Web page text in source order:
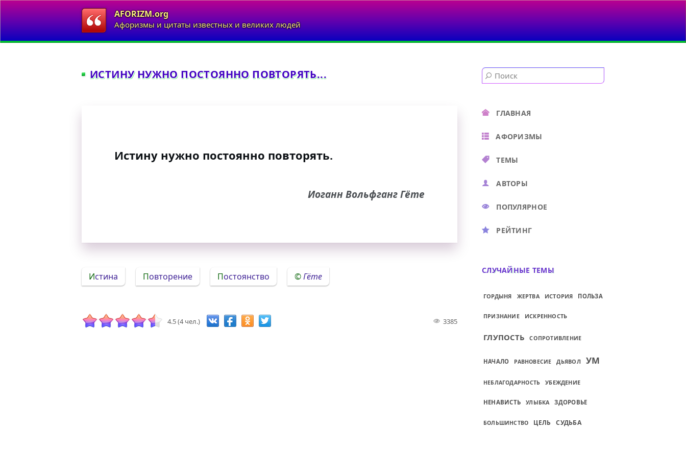
AFORIZM.org
Афоризмы и цитаты известных и великих людей
ИСТИНУ НУЖНО ПОСТОЯННО ПОВТОРЯТЬ...
Истину нужно постоянно повторять.
Иоганн Вольфганг Гёте
Истина Повторение Постоянство Гёте
4.5 (4 чел.) 3385
ГЛАВНАЯ
АФОРИЗМЫ
ТЕМЫ
АВТОРЫ
ПОПУЛЯРНОЕ
РЕЙТИНГ
СЛУЧАЙНЫЕ ТЕМЫ
ГОРДЫНЯ ЖЕРТВА ИСТОРИЯ ПОЛЬЗА
ПРИЗНАНИЕ ИСКРЕННОСТЬ
ГЛУПОСТЬ СОПРОТИВЛЕНИЕ
НАЧАЛО РАВНОВЕСИЕ ДЬЯВОЛ УМ
НЕБЛАГОДАРНОСТЬ УБЕЖДЕНИЕ
НЕНАВИСТЬ УЛЫБКА ЗДОРОВЬЕ
БОЛЬШИНСТВО ЦЕЛЬ СУДЬБА